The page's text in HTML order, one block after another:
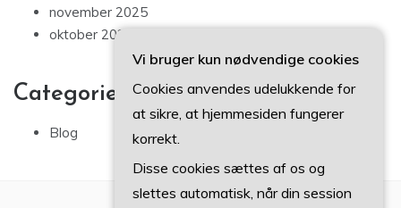
november 2025
oktober 2025
Categories
Blog
Vi bruger kun nødvendige cookies
Cookies anvendes udelukkende for
at sikre, at hjemmesiden fungerer
korrekt.
Disse cookies sættes af os og
slettes automatisk, når din session